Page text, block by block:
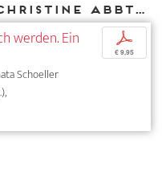
Weitere Texte von Christine Abbt bei DIAPHANES
werden. Ein
Schoeller
p
€ 9,95